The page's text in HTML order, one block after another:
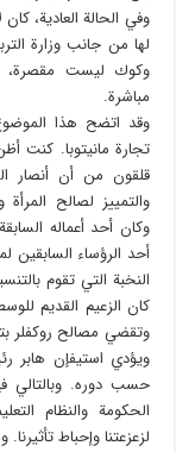
وفي الحالة العادية،
لها من جانب وزارة
وكوك ليست مقصرة،
مباشرة.
وقد اتضح هذا
تجارة مانيتوبا. كنت
قلقون من أن أنصار
والتمييز لصالح
وكان أحد أعماله
أحد الرؤساء السابقين
النخبة التي تقوم
كان الزعيم القديم
وتقضي مصالح روكفلر
ويؤدي استيفإن هابر
حسب دوره. وبالتالي
الحكومة والنظام
لزعزعتنا وإحباط